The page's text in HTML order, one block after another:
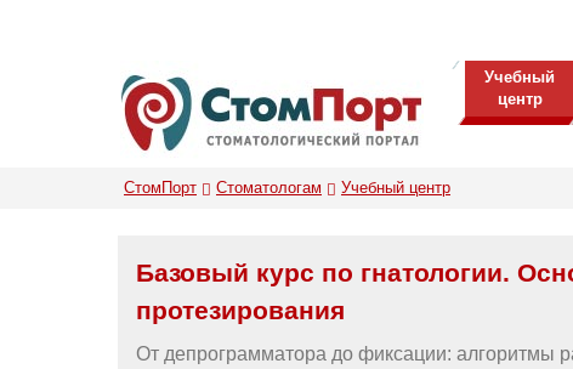
Учебный
центр
СтомПорт Стоматологам Учебный центр
Базовый курс по гнатологии.
протезирования
От депрограмматора до фиксации: алгоритмы